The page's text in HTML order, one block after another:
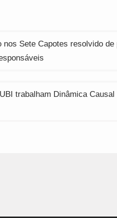
nos Sete Capotes resolvido
trabalham Dinâmica